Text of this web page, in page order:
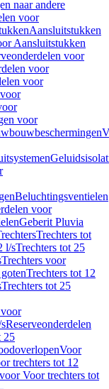
naar andere
voor
Aansluitstukken
Aansluitstukken
voor
voor
voor
voor
Beluchtingsventielen
voor
Geberit Pluvia
Trechters tot
l/sTrechters tot 25
Trechters voor
Trechters tot 12
Trechters tot 25
Reserveonderdelen
25
Voor
trechters tot 12
Voor trechters tot